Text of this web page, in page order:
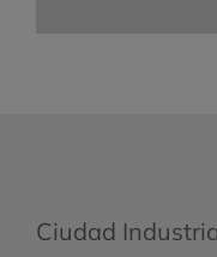
Ciudad